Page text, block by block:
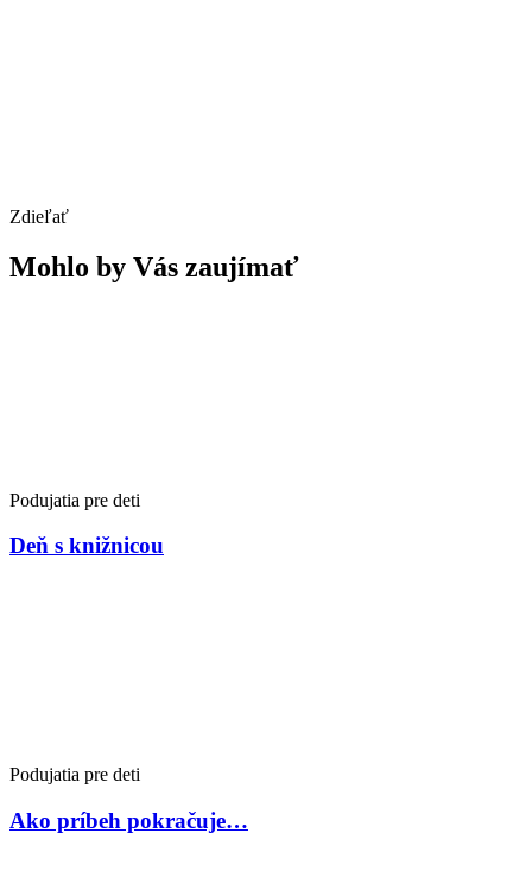
Zdieľať
Mohlo by Vás zaujímať
Podujatia pre deti
Deň s knižnicou
Podujatia pre deti
Ako príbeh pokračuje…